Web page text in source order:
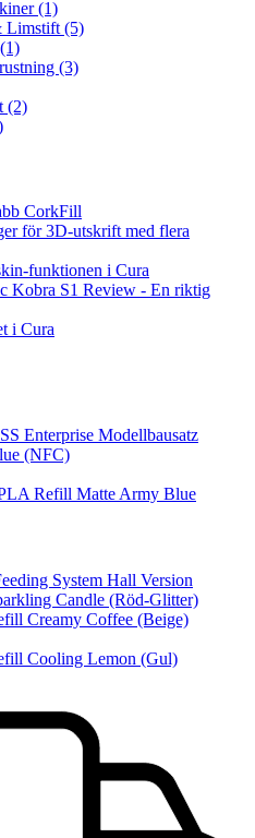
(1)
Limstift (5)
(3)
(2)
CorkFill
för 3D-utskrift med flera
funktionen i Cura
Kobra S1 Review - En riktig
i Cura
Enterprise Modellbausatz
(NFC)
Refill Matte Army Blue
System Hall Version
Candle (Röd-Glitter)
Creamy Coffee (Beige)
Cooling Lemon (Gul)